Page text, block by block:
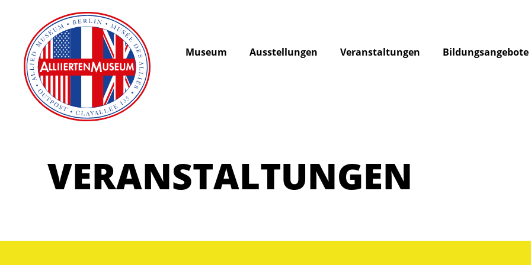
Museum Ausstellungen Veranstaltungen Bildungsangebote
VERANSTALTUNGEN